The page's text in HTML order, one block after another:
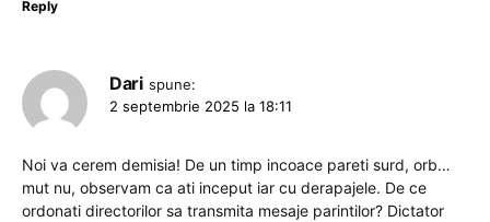
Reply
Dari spune:
2 septembrie 2025 la 18:11
Noi va cerem demisia! De un timp incoace pareti surd, orb…
mut nu, observam ca ati inceput iar cu derapajele. De ce
ordonati directorilor sa transmita mesaje parintilor? Dictator